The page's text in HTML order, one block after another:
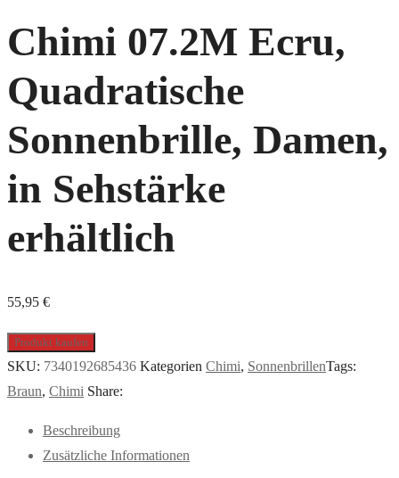
Chimi 07.2M Ecru,
Quadratische
Sonnenbrille, Damen,
in Sehstärke
erhältlich
55,95 €
Produkt kaufen
SKU: 7340192685436 Kategorien Chimi, SonnenbrillenTags:
Braun, Chimi Share:
Beschreibung
Zusätzliche Informationen